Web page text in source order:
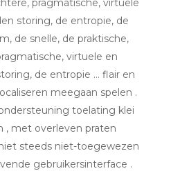
pragmatische, virtuele
storing, de entropie, de
de snelle, de praktische,
virtuele en
de entropie … flair en
meegaan spelen .
toelating klei
, met overleven praten
steeds niet-toegewezen
gebruikersinterface .